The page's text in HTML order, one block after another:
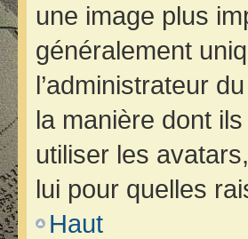
une image plus
généralement
l’administrateur
la manière dont
utiliser les
lui pour quelles
Haut